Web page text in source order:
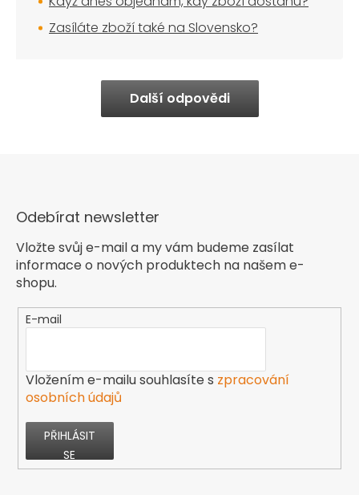
Zasíláte zboží také na Slovensko?
Další odpovědi
Odebírat newsletter
Vložte svůj e-mail a my vám budeme zasílat
informace o nových produktech na našem e-
shopu.
E-mail
Vložením e-mailu souhlasíte s zpracování
osobních údajů
PŘIHLÁSIT
SE